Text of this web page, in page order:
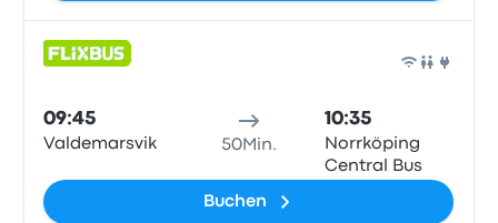
09:45
Valdemarsvik 50Min.
10:35
Norrköping
Central Bus
Buchen